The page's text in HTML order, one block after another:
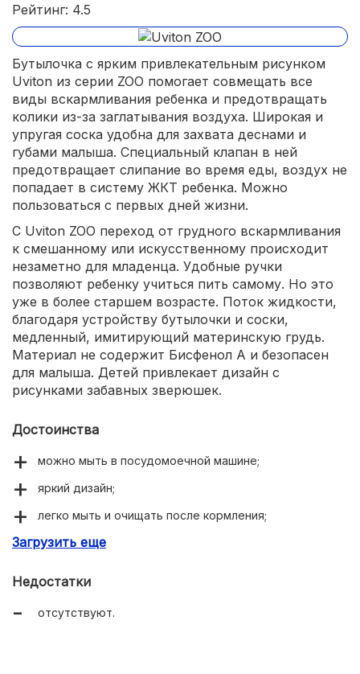
Рейтинг: 4.5
Бутылочка с ярким привлекательным рисунком
Uviton из серии ZOO помогает совмещать все
виды вскармливания ребенка и предотвращать
колики из-за заглатывания воздуха. Широкая и
упругая соска удобна для захвата деснами и
губами малыша. Специальный клапан в ней
предотвращает слипание во время еды, воздух не
попадает в систему ЖКТ ребенка. Можно
пользоваться с первых дней жизни.
С Uviton ZOO переход от грудного вскармливания
к смешанному или искусственному происходит
незаметно для младенца. Удобные ручки
позволяют ребенку учиться пить самому. Но это
уже в более старшем возрасте. Поток жидкости,
благодаря устройству бутылочки и соски,
медленный, имитирующий материнскую грудь.
Материал не содержит Бисфенол А и безопасен
для малыша. Детей привлекает дизайн с
рисунками забавных зверюшек.
Достоинства
можно мыть в посудомоечной машине;
яркий дизайн;
легко мыть и очищать после кормления;
доступная цена;
Загрузить еще
Недостатки
отсутствуют.